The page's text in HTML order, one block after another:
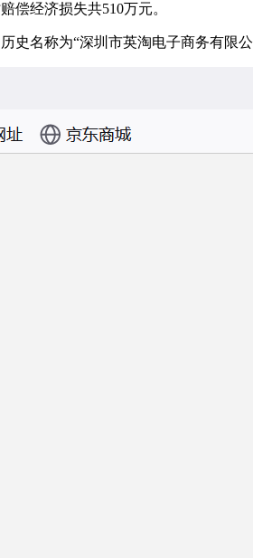
偿经济损失共510万元。
名称为“深圳市英淘电子商务有限公